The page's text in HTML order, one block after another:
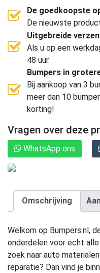
De goedkoopste
De nieuwste
Uitgebreide
Als u op een
48 uur.
Bumpers in
Bij aankoop van 3
meer dan 10
korting!
Vragen over deze
WhatsApp ons
Omschrijving
Welkom op Bumpers.nl,
onderdelen voor echt
zoek naar auto
reparatie? Dan vind je